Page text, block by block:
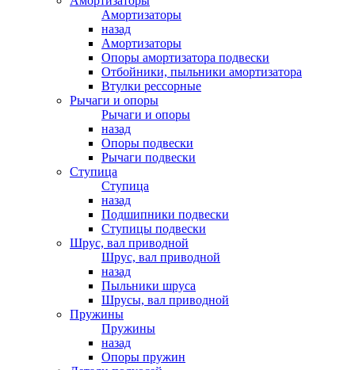
Амортизаторы
назад
Амортизаторы
Опоры амортизатора подвески
Отбойники, пыльники амортизатора
Втулки рессорные
Рычаги и опоры
Рычаги и опоры
назад
Опоры подвески
Рычаги подвески
Ступица
Ступица
назад
Подшипники подвески
Ступицы подвески
Шрус, вал приводной
Шрус, вал приводной
назад
Пыльники шруса
Шрусы, вал приводной
Пружины
Пружины
назад
Опоры пружин